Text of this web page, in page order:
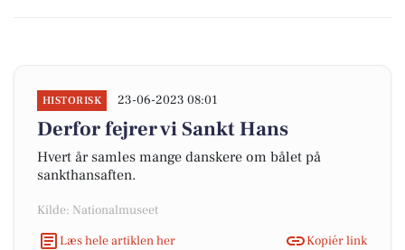
HISTORISK 23-06-2023 08:01
Derfor fejrer vi Sankt Hans
Hvert år samles mange danskere om bålet på
sankthansaften.
Kilde: Nationalmuseet
Læs hele artiklen her
Kopiér link